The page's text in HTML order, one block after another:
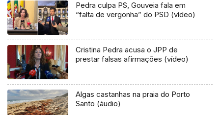
Pedra culpa PS, Gouveia fala em
“falta de vergonha” do PSD (vídeo)
Cristina Pedra acusa o JPP de
prestar falsas afirmações (vídeo)
Algas castanhas na praia do Porto
Santo (áudio)